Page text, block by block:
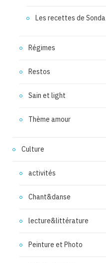
Les recettes de Sonda
Régimes
Restos
Sain et light
Thème amour
Culture
activités
Chant&danse
lecture&littérature
Peinture et Photo